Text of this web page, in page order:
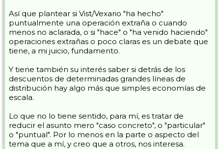
Así que plantear si Vist/Vexario "ha hecho"
puntualmente una operación extraña o cuando
menos no aclarada, o si "hace" o "ha venido haciendo"
operaciones extrañas o poco claras es un debate que
tiene, a mi juicio, fundamento.
Y tiene también su interés saber si detrás de los
descuentos de determinadas grandes líneas de
distribución hay algo más que simples economías de
escala.
Lo que no lo tiene sentido, para mí, es tratar de
reducir el asunto mero "caso concreto", o "particular"
o "puntual". Por lo menos en la parte o aspecto del
tema que a mí, y creo que a otros, nos interesa.